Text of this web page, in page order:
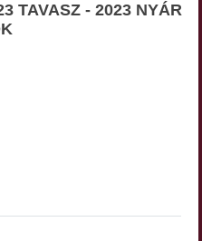
TAVASZ - 2023 NYÁR